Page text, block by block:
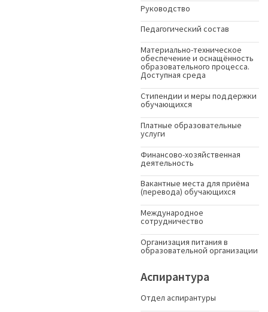
Руководство
Педагогический состав
Материально-техническое
обеспечение и оснащённость
образовательного процесса.
Доступная среда
Стипендии и меры поддержки
обучающихся
Платные образовательные
услуги
Финансово-хозяйственная
деятельность
Вакантные места для приёма
(перевода) обучающихся
Международное
сотрудничество
Организация питания в
образовательной организации
Аспирантура
Отдел аспирантуры